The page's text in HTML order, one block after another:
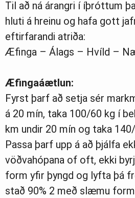
Til að ná árangri í íþróttum
hluti á hreinu og hafa gott
eftirfarandi atriða:
Æfinga – Álags – Hvíld –
Æfingaáætlun:
Fyrst þarf að setja sér
á 20 mín, taka 100/60 kg í
km undir 20 mín og taka
Passa þarf upp á að þjálfa
vöðvahópana of oft, ekki
form yfir þyngd og lyfta þá
stað 90% 2 með slæmu